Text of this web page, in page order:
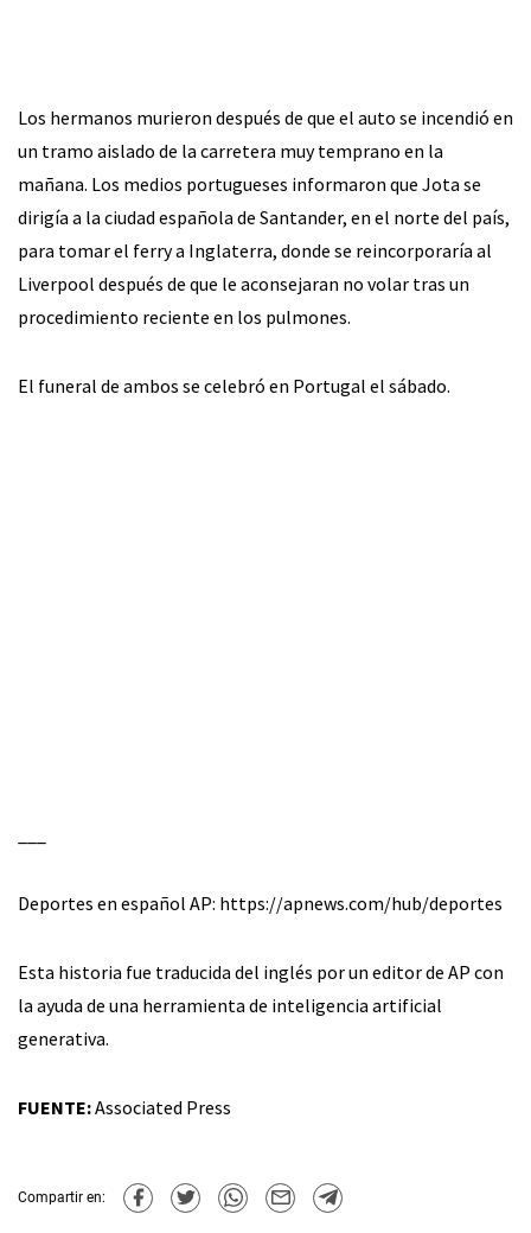
Los hermanos murieron después de que el auto se incendió en
un tramo aislado de la carretera muy temprano en la
mañana. Los medios portugueses informaron que Jota se
dirigía a la ciudad española de Santander, en el norte del país,
para tomar el ferry a Inglaterra, donde se reincorporaría al
Liverpool después de que le aconsejaran no volar tras un
procedimiento reciente en los pulmones.
El funeral de ambos se celebró en Portugal el sábado.
Deportes en español AP: https://apnews.com/hub/deportes
Esta historia fue traducida del inglés por un editor de AP con
la ayuda de una herramienta de inteligencia artificial
generativa.
FUENTE:Associated Press
Compartir en: